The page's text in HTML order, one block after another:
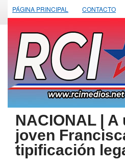
PÁGINA PRINCIPAL CONTACTO
NACIONAL |
joven
tipificación